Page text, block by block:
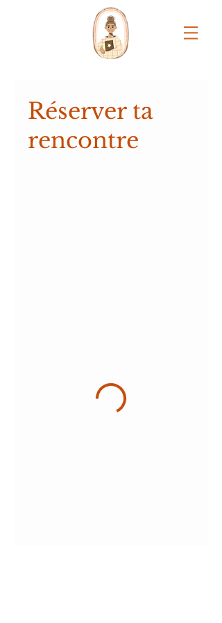
Réserver ta
rencontre